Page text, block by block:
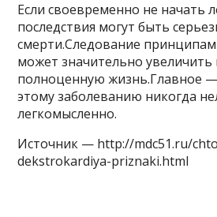
Если своевременно не начать
последствия могут быть
смерти.Следование
может значительно
полноценную жизнь.Главное
этому заболеванию никогда
легкомысленно.
Источник — http://mdc51.ru/
dekstrokardiya-priznaki.html